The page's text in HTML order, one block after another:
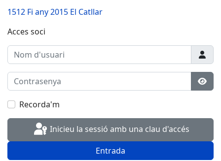
1512 Fi any 2015 El Catllar
Acces soci
Nom d'usuari
Contrasenya
Recorda'm
Inicieu la sessió amb una clau d'accés
Entrada